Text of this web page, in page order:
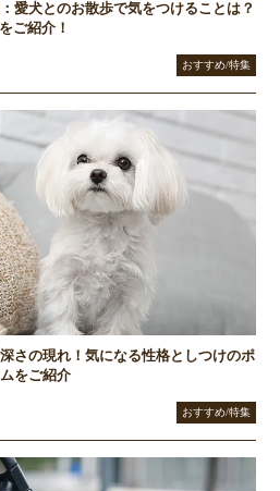
愛犬とのお散歩で気をつけることは？
ご紹介！
おすすめ/特集
さの現れ！気になる性格としつけのポ
をご紹介
おすすめ/特集